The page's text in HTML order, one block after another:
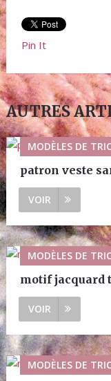
Pin It
AUTRES
MODÈLES DE
patron veste
VOIR
MODÈLES DE
motif jacquard
VOIR
MODÈLES DE